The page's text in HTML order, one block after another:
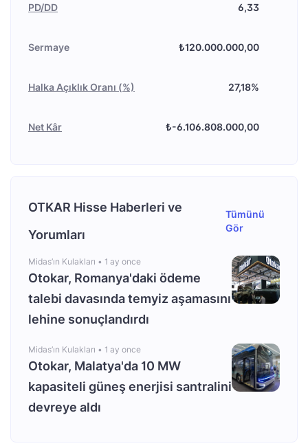
PD/DD 6,33
Sermaye ₺120.000.000,00
Halka Açıklık Oranı (%) 27,18%
Net Kâr ₺-6.106.808.000,00
OTKAR Hisse Haberleri ve
Yorumları
Tümünü
Gör
Midas’ın Kulakları • 1 ay once
Otokar, Romanya'daki ödeme
talebi davasında temyiz aşamasını
lehine sonuçlandırdı
Midas’ın Kulakları • 1 ay once
Otokar, Malatya'da 10 MW
kapasiteli güneş enerjisi santralini
devreye aldı